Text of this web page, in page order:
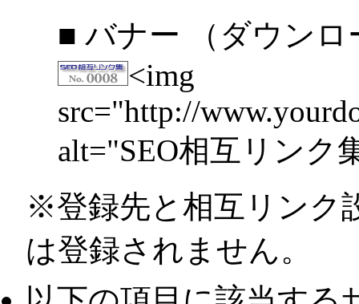
■ バナー （ダウン
<img
src="http://
alt="SEO相互リンク
※登録先と相互リンク
は登録されません。